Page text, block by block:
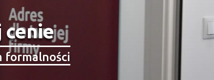
cenie
formalności